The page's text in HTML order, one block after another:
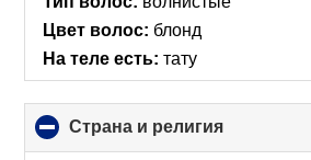
Цвет волос: блонд
На теле есть: тату
Страна и религия
to